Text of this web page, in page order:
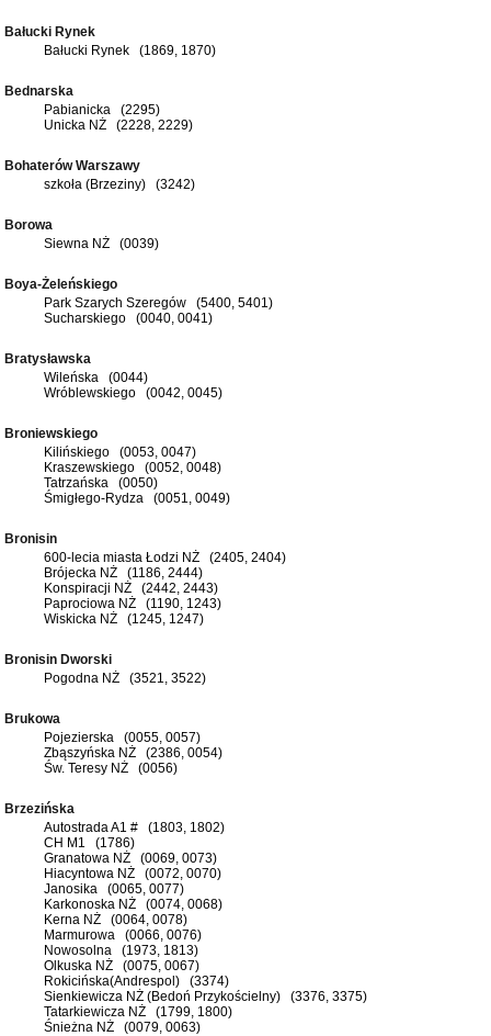
Bałucki Rynek
Bałucki Rynek (1869, 1870)
Bednarska
Pabianicka (2295)
Unicka NŻ (2228, 2229)
Bohaterów Warszawy
szkoła (Brzeziny) (3242)
Borowa
Siewna NŻ (0039)
Boya-Żeleńskiego
Park Szarych Szeregów (5400, 5401)
Sucharskiego (0040, 0041)
Bratysławska
Wileńska (0044)
Wróblewskiego (0042, 0045)
Broniewskiego
Kilińskiego (0053, 0047)
Kraszewskiego (0052, 0048)
Tatrzańska (0050)
Śmigłego-Rydza (0051, 0049)
Bronisin
600-lecia miasta Łodzi NŻ (2405, 2404)
Brójecka NŻ (1186, 2444)
Konspiracji NŻ (2442, 2443)
Paprociowa NŻ (1190, 1243)
Wiskicka NŻ (1245, 1247)
Bronisin Dworski
Pogodna NŻ (3521, 3522)
Brukowa
Pojezierska (0055, 0057)
Zbąszyńska NŻ (2386, 0054)
Św. Teresy NŻ (0056)
Brzezińska
Autostrada A1 # (1803, 1802)
CH M1 (1786)
Granatowa NŻ (0069, 0073)
Hiacyntowa NŻ (0072, 0070)
Janosika (0065, 0077)
Karkonoska NŻ (0074, 0068)
Kerna NŻ (0064, 0078)
Marmurowa (0066, 0076)
Nowosolna (1973, 1813)
Olkuska NŻ (0075, 0067)
Rokicińska(Andrespol) (3374)
Sienkiewicza NŻ (Bedoń Przykościelny) (3376, 3375)
Tatarkiewicza NŻ (1799, 1800)
Śnieżna NŻ (0079, 0063)